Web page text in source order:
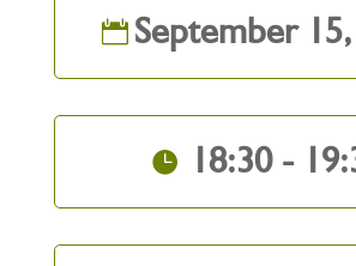
September
18:30 -